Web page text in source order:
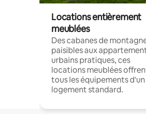
Locations entièrement
meublées
Des cabanes de
paisibles aux
urbains pratiques, ces
locations meublées
tous les équipements d'un
logement standard.